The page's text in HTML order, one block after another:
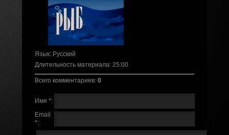
Язык: Русский
Длительность материала: 25:00
Всего комментариев: 0
Имя *:
Email
*: